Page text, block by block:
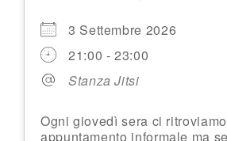
3 Settembre 2026
21:00 - 23:00
Stanza Jitsi
Ogni giovedì sera ci
appuntamento informale ma